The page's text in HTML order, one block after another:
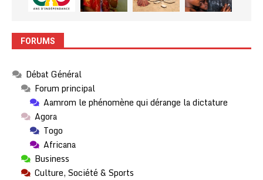
FORUMS
Débat Général
Forum principal
Aamrom le phénomène qui dérange la dictature
Agora
Togo
Africana
Business
Culture, Société & Sports